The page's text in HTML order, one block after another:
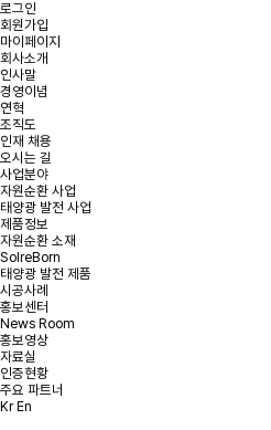
로그인
회원가입
마이페이지
회사소개
인사말
경영이념
연혁
조직도
인재 채용
오시는 길
사업분야
자원순환 사업
태양광 발전 사업
제품정보
자원순환 소재
SolreBorn
태양광 발전 제품
시공사례
홍보센터
News Room
홍보영상
자료실
인증현황
주요 파트너
Kr En
온라인 문의
문의사항을 남겨주시면 빠른 시일내에 연
태양광 발전 및
리파워링 문의
*